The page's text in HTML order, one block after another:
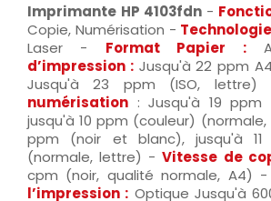
Imprimante HP 4103fdn -
Copie, Numérisation -
Laser - Format Papier :
d’impression :Jusqu'à 22 ppm
Jusqu'à 23 ppm (ISO,
numérisation : Jusqu'à 19
jusqu'à 10 ppm (couleur) (normale,
ppm (noir et blanc), jusqu'à 11
(normale, lettre) -Vitesse de
cpm (noir, qualité normale, A4) -
l’impression : Optique Jusqu'à